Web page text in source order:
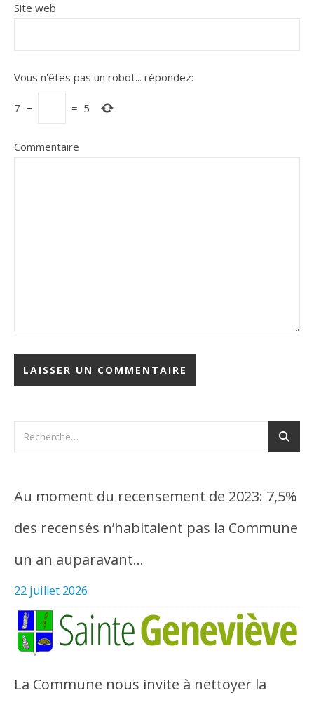
Site web
Vous n'êtes pas un robot... répondez:
7 − = 5
Commentaire
Au moment du recensement de 2023: 7,5%
des recensés n’habitaient pas la Commune
un an auparavant…
22 juillet 2026
La Commune nous invite à nettoyer la